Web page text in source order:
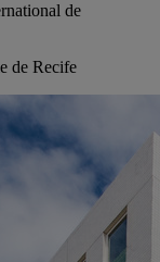
de
de Recife